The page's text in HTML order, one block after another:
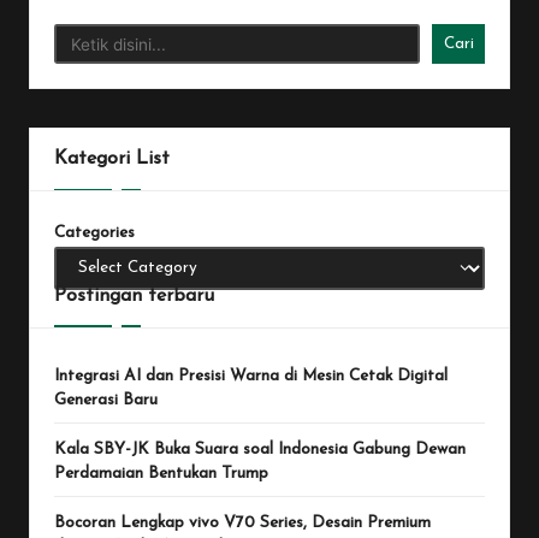
Cari
Kategori List
Categories
Postingan terbaru
Integrasi AI dan Presisi Warna di Mesin Cetak Digital
Generasi Baru
Kala SBY-JK Buka Suara soal Indonesia Gabung Dewan
Perdamaian Bentukan Trump
Bocoran Lengkap vivo V70 Series, Desain Premium